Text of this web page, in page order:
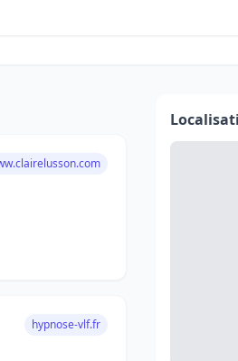
hypnose-vlf.fr